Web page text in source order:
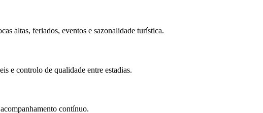
altas, feriados, eventos e sazonalidade turística.
e controlo de qualidade entre estadias.
contínuo.